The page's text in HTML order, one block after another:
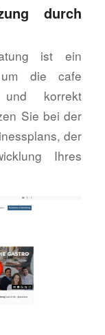
durch
ist ein
um die cafe
korrekt
Sie bei der
der
Ihres